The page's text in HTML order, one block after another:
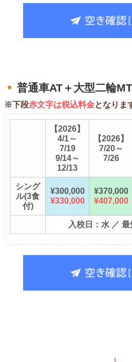
普通車AT＋大型二輪MT
※下段赤文字は税込料金となりま
【2026】
4/1～
7/19
9/14～
12/13
【2026】
7/20～
7/26
シング
ル(3食
付)
¥300,000
¥330,000
¥370,000
¥407,000
入校日：水 ／